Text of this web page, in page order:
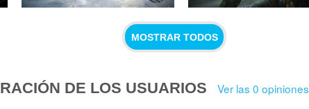
MOSTRAR TODOS
DE LOS USUARIOS Ver las 0 opiniones